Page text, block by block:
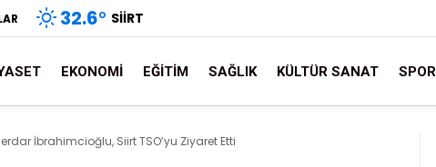
32.6° SIIRT
EKONOMI EĞITIM SAĞLIK KÜLTÜR SANAT SPOR
İbrahimcioğlu, Siirt TSO’yu Ziyaret Etti